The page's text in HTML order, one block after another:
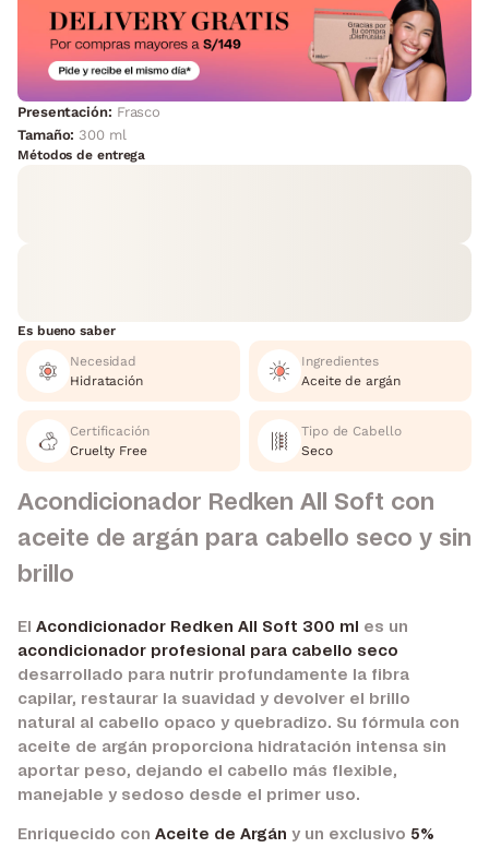
Presentación: Frasco
Tamaño:300 ml
Métodos de entrega
Es bueno saber
Necesidad
Hidratación
Ingredientes
Aceite de argán
Certificación
Cruelty Free
Tipo de Cabello
Seco
Acondicionador Redken All Soft con
aceite de argán para cabello seco y sin
brillo
El Acondicionador Redken All Soft 300 ml
es un
acondicionador profesional para cabello seco
desarrollado para nutrir profundamente la fibra
capilar, restaurar la suavidad y devolver el brillo
natural al cabello opaco y quebradizo. Su fórmula con
aceite de argán proporciona hidratación intensa sin
aportar peso, dejando el cabello más flexible,
manejable y sedoso desde el primer uso.
Enriquecido con Aceite de Argán y un exclusivo 5%